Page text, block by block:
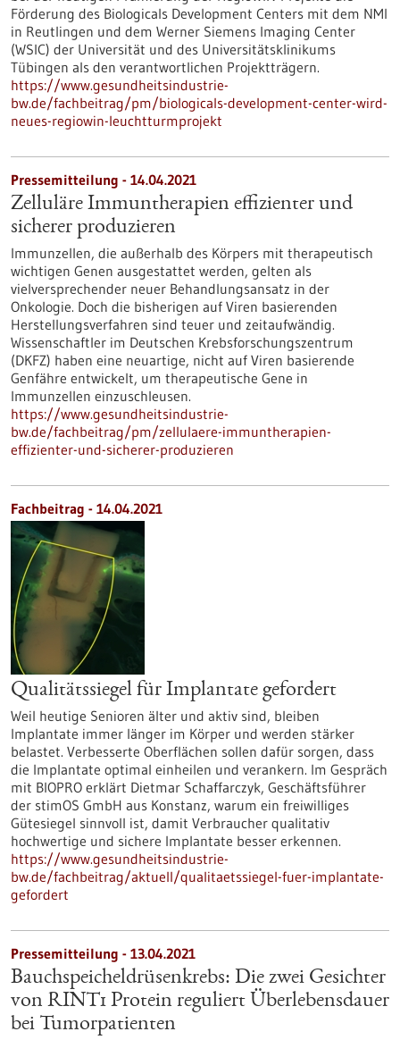
Förderung des Biologicals Development Centers mit dem NMI
in Reutlingen und dem Werner Siemens Imaging Center
(WSIC) der Universität und des Universitätsklinikums
Tübingen als den verantwortlichen Projektträgern.
https://www.gesundheitsindustrie-
bw.de/fachbeitrag/pm/biologicals-development-center-wird-
neues-regiowin-leuchtturmprojekt
Pressemitteilung - 14.04.2021
Zelluläre Immuntherapien effizienter und
sicherer produzieren
Immunzellen, die außerhalb des Körpers mit therapeutisch
wichtigen Genen ausgestattet werden, gelten als
vielversprechender neuer Behandlungsansatz in der
Onkologie. Doch die bisherigen auf Viren basierenden
Herstellungsverfahren sind teuer und zeitaufwändig.
Wissenschaftler im Deutschen Krebsforschungszentrum
(DKFZ) haben eine neuartige, nicht auf Viren basierende
Genfähre entwickelt, um therapeutische Gene in
Immunzellen einzuschleusen.
https://www.gesundheitsindustrie-
bw.de/fachbeitrag/pm/zellulaere-immuntherapien-
effizienter-und-sicherer-produzieren
Fachbeitrag - 14.04.2021
Qualitätssiegel für Implantate gefordert
Weil heutige Senioren älter und aktiv sind, bleiben
Implantate immer länger im Körper und werden stärker
belastet. Verbesserte Oberflächen sollen dafür sorgen, dass
die Implantate optimal einheilen und verankern. Im Gespräch
mit BIOPRO erklärt Dietmar Schaffarczyk, Geschäftsführer
der stimOS GmbH aus Konstanz, warum ein freiwilliges
Gütesiegel sinnvoll ist, damit Verbraucher qualitativ
hochwertige und sichere Implantate besser erkennen.
https://www.gesundheitsindustrie-
bw.de/fachbeitrag/aktuell/qualitaetssiegel-fuer-implantate-
gefordert
Pressemitteilung - 13.04.2021
Bauchspeicheldrüsenkrebs: Die zwei Gesichter
von RINT1 Protein reguliert Überlebensdauer
bei Tumorpatienten